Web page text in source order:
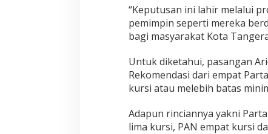
“Keputusan ini lahir melalui
pemimpin seperti mereka
bagi masyarakat Kota
Untuk diketahui, pasangan
Rekomendasi dari empat
kursi atau melebih batas
Adapun rinciannya yakni
lima kursi, PAN empat kursi